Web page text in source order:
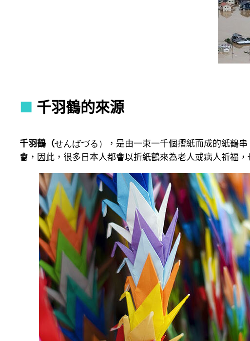
■ 千羽鶴的來源
千羽鶴（せんばづる）
，是由一束一千個摺紙而成的紙鶴
會，因此，很多日本人都會以折紙鶴來為老人或病人祈福